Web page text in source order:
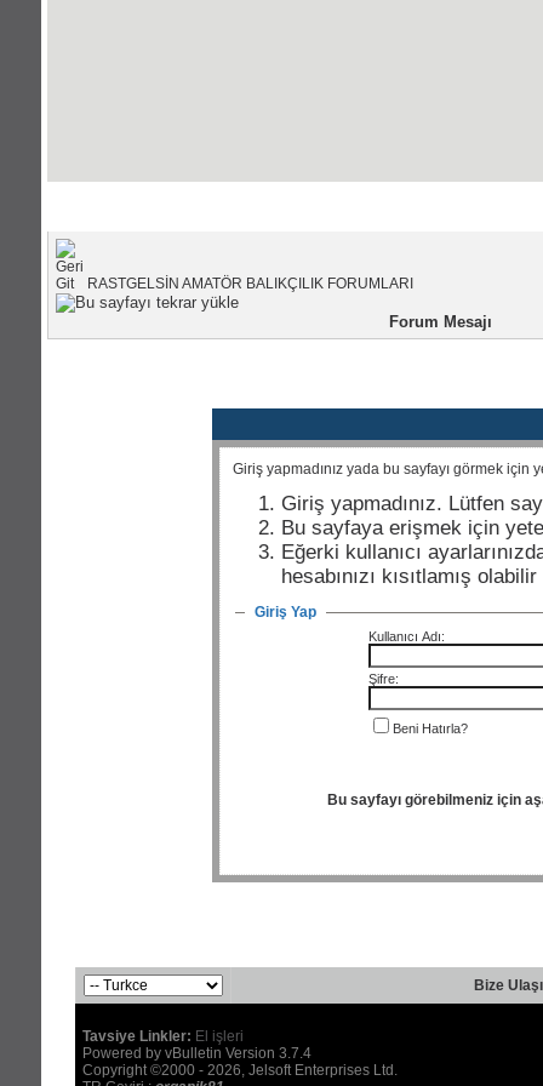
RASTGELSİN AMATÖR BALIKÇILIK FORUMLARI
Forum Mesajı
Giriş yapmadınız yada bu sayfayı görmek
Giriş yapmadınız. Lütfen
Bu sayfaya erişmek için
Eğerki kullanıcı
hesabınızı kısıtlamış
Giriş Yap
Kullanıcı Adı:
Şifre:
Beni Hatırla?
Bu sayfayı görebilmeniz için
Bize
Tavsiye Linkler: El işleri
Powered by vBulletin Version 3.7.4
Copyright ©2000 - 2026, Jelsoft Enterprises Ltd.